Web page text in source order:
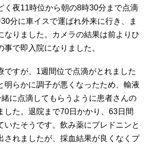
く夜11時位から朝の8時30分まで点滴
分に車イスで運ばれ外来に行き、ま
なりました。カメラの結果は前よりひ
事で即入院になりました。
ですが、1週間位で点滴がとれました
明らかに調子が悪くなったため、輸液
に点滴してもらうように患者さんの
した。退院まで70日かかり、63日間
いたそうです。飲み薬にプレドニンと
されましたが、採血結果が良くなくプ